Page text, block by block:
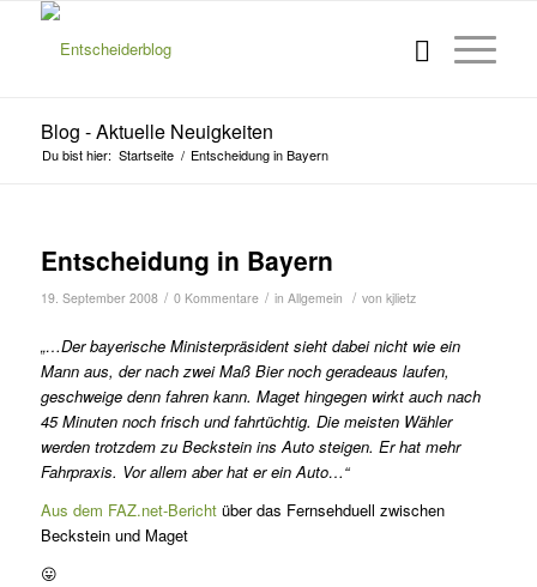
Blog - Aktuelle Neuigkeiten
Du bist hier: Startseite / Entscheidung in Bayern
Entscheidung in Bayern
19. September 2008 / 0 Kommentare / in Allgemein / von kjlietz
„…Der bayerische Ministerpräsident sieht dabei nicht wie ein
Mann aus, der nach zwei Maß Bier noch geradeaus laufen,
geschweige denn fahren kann. Maget hingegen wirkt auch nach
45 Minuten noch frisch und fahrtüchtig. Die meisten Wähler
werden trotzdem zu Beckstein ins Auto steigen. Er hat mehr
Fahrpraxis. Vor allem aber hat er ein Auto…“
Aus dem FAZ.net-Berichtüber das Fernsehduell zwischen
Beckstein und Maget
😛